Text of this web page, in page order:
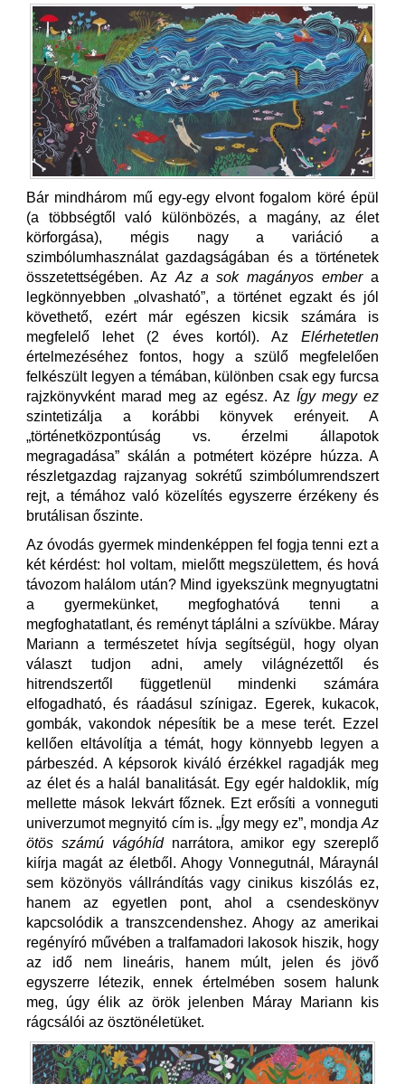
Bár mindhárom mű egy-egy elvont fogalom köré épül
(a többségtől való különbözés, a magány, az élet
körforgása), mégis nagy a variáció a
szimbólumhasználat gazdagságában és a történetek
összetettségében. Az Az a sok magányos embera
legkönnyebben „olvasható”, a történet egzakt és jól
követhető, ezért már egészen kicsik számára is
megfelelő lehet (2 éves kortól). Az Elérhetetlen
értelmezéséhez fontos, hogy a szülő megfelelően
felkészült legyen a témában, különben csak egy furcsa
rajzkönyvként marad meg az egész. Az Így megy ez
szintetizálja a korábbi könyvek erényeit. A
„történetközpontúság vs. érzelmi állapotok
megragadása” skálán a potmétert középre húzza. A
részletgazdag rajzanyag sokrétű szimbólumrendszert
rejt, a témához való közelítés egyszerre érzékeny és
brutálisan őszinte.
Az óvodás gyermek mindenképpen fel fogja tenni ezt a
két kérdést: hol voltam, mielőtt megszülettem, és hová
távozom halálom után? Mind igyekszünk megnyugtatni
a gyermekünket, megfoghatóvá tenni a
megfoghatatlant, és reményt táplálni a szívükbe. Máray
Mariann a természetet hívja segítségül, hogy olyan
választ tudjon adni, amely világnézettől és
hitrendszertől függetlenül mindenki számára
elfogadható, és ráadásul színigaz. Egerek, kukacok,
gombák, vakondok népesítik be a mese terét. Ezzel
kellően eltávolítja a témát, hogy könnyebb legyen a
párbeszéd. A képsorok kiváló érzékkel ragadják meg
az élet és a halál banalitását. Egy egér haldoklik, míg
mellette mások lekvárt főznek. Ezt erősíti a vonneguti
univerzumot megnyitó cím is. „Így megy ez”, mondja Az
ötös számú vágóhídnarrátora, amikor egy szereplő
kiírja magát az életből. Ahogy Vonnegutnál, Máraynál
sem közönyös vállrándítás vagy cinikus kiszólás ez,
hanem az egyetlen pont, ahol a csendeskönyv
kapcsolódik a transzcendenshez. Ahogy az amerikai
regényíró művében a tralfamadori lakosok hiszik, hogy
az idő nem lineáris, hanem múlt, jelen és jövő
egyszerre létezik, ennek értelmében sosem halunk
meg, úgy élik az örök jelenben Máray Mariann kis
rágcsálói az ösztönéletüket.